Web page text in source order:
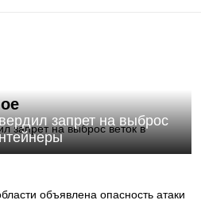
запрет на выброс
объявлена опасность атаки